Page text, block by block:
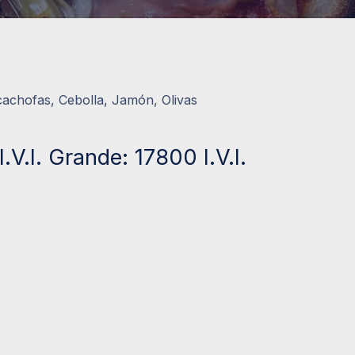
Cebolla, Jamón, Olivas
Grande: 17800 I.V.I.